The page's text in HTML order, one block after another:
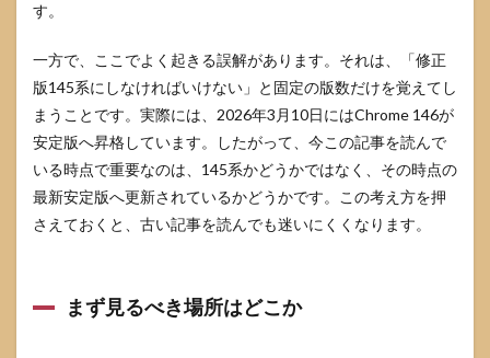
なと
きの
チェ
ック
リス
ト
5
Chrome
の対処
す。
一方で、ここでよく起きる誤解があります。それは、「修正
版145系にしなければいけない」と固定の版数だけを覚えてし
まうことです。実際には、2026年3月10日にはChrome 146が
安定版へ昇格しています。したがって、今この記事を読んで
いる時点で重要なのは、145系かどうかではなく、その時点の
最新安定版へ更新されているかどうかです。この考え方を押
さえておくと、古い記事を読んでも迷いにくくなります。
まず見るべき場所はどこか